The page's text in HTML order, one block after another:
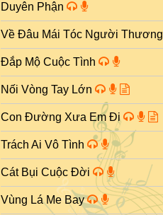
Duyên Phận
Về Đâu Mái Tóc Người Thương
Đắp Mộ Cuộc Tình
Nối Vòng Tay Lớn
Con Đường Xưa Em Đi
Trách Ai Vô Tình
Cát Bụi Cuộc Đời
Vùng Lá Me Bay